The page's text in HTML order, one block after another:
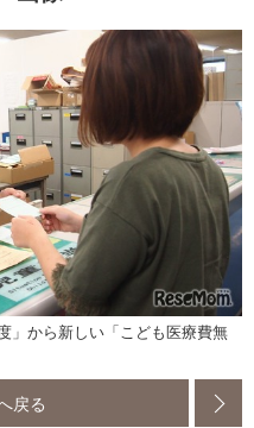
」から新しい「こども医療費無
戻る